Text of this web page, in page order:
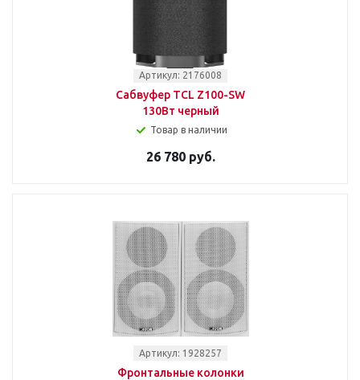
Артикул: 2176008
Сабвуфер TCL Z100-SW
130Вт черный
Товар в наличии
26 780 руб.
Артикул: 1928257
Фронтальные колонки